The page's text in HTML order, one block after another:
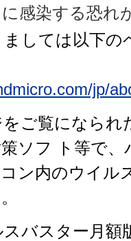
感染する恐れ
しては以下
jp/
をご覧になら
ソフ ト等で
ン内のウイル
バスター月額